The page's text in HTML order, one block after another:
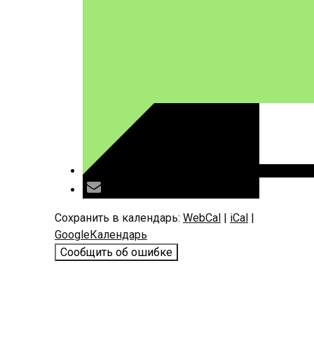
Сохранить в календарь: WebCal | iCal |
GoogleКалендарь
Сообщить об ошибке